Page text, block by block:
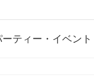
ティー・イベント